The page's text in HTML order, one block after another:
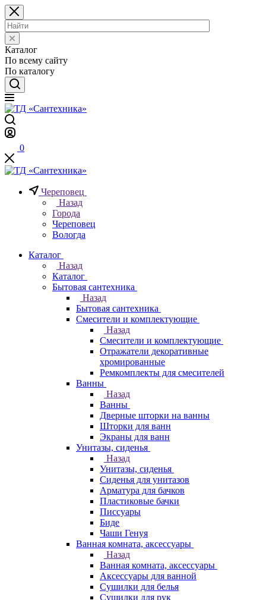
Каталог
По всему сайту
По каталогу
0
Череповец
Назад
Города
Череповец
Вологда
Каталог
Назад
Каталог
Бытовая сантехника
Назад
Бытовая сантехника
Смесители и комплектующие
Назад
Смесители и комплектующие
Отражатели декоративные
хромированные
Ремкомплекты для смесителей
Ванны
Назад
Ванны
Дверные шторки на ванны
Шторки для ванн
Экраны для ванн
Унитазы, сиденья
Назад
Унитазы, сиденья
Сиденья для унитазов
Арматура для бачков
Пластиковые бачки
Писсуары
Биде
Чаши Генуя
Ванная комната, аксессуары
Назад
Ванная комната, аксессуары
Аксессуары для ванной
Сушилки для белья
Сушилки для рук